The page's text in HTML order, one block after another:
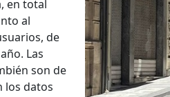
en total
al
de
Las
son de
los datos